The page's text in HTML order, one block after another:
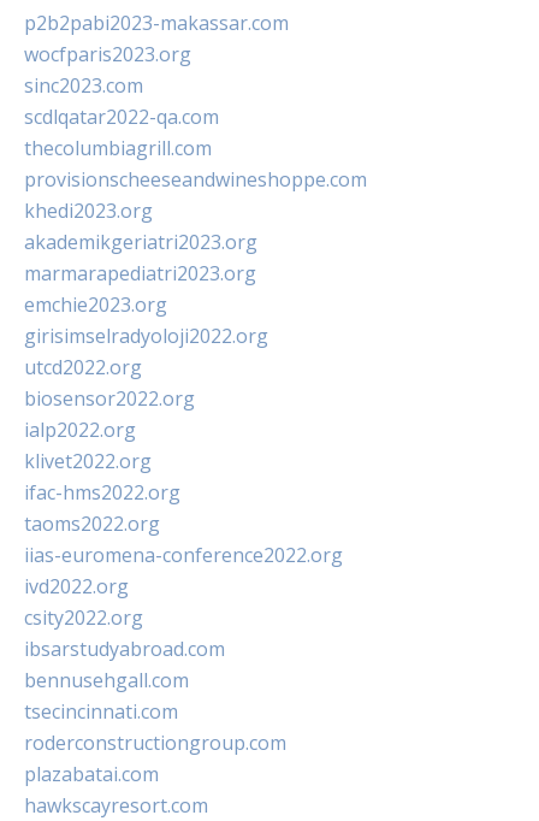
p2b2pabi2023-makassar.com
wocfparis2023.org
sinc2023.com
scdlqatar2022-qa.com
thecolumbiagrill.com
provisionscheeseandwineshoppe.com
khedi2023.org
akademikgeriatri2023.org
marmarapediatri2023.org
emchie2023.org
girisimselradyoloji2022.org
utcd2022.org
biosensor2022.org
ialp2022.org
klivet2022.org
ifac-hms2022.org
taoms2022.org
iias-euromena-conference2022.org
ivd2022.org
csity2022.org
ibsarstudyabroad.com
bennusehgall.com
tsecincinnati.com
roderconstructiongroup.com
plazabatai.com
hawkscayresort.com